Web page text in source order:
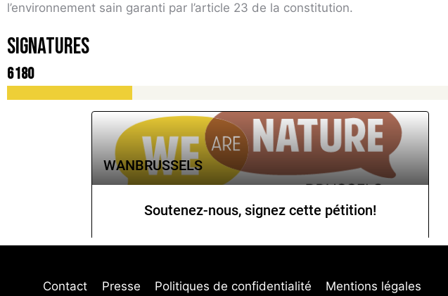
l’environnement sain garanti par l’article 23 de la constitution.
Signatures
6 180
Contact Presse Politiques de confidentialité Mentions légales